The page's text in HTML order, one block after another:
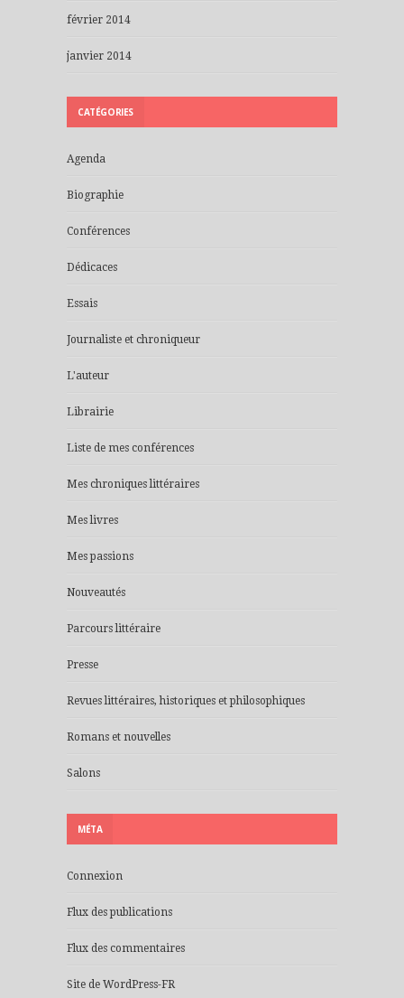
février 2014
janvier 2014
CATÉGORIES
Agenda
Biographie
Conférences
Dédicaces
Essais
Journaliste et chroniqueur
L'auteur
Librairie
Liste de mes conférences
Mes chroniques littéraires
Mes livres
Mes passions
Nouveautés
Parcours littéraire
Presse
Revues littéraires, historiques et philosophiques
Romans et nouvelles
Salons
MÉTA
Connexion
Flux des publications
Flux des commentaires
Site de WordPress-FR